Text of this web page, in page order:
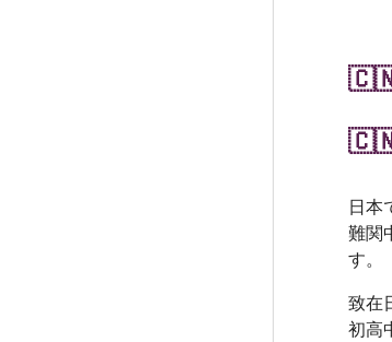
🇨🇳
日本
難関
す。
致在
初高